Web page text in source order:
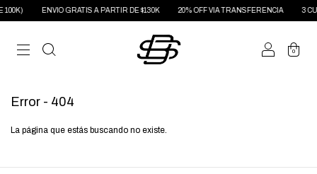
ENVIO GRATIS A PARTIR DE $130K 20% OFF VIA TRANSFERENCIA 3
0
Error - 404
La página que estás buscando no existe.